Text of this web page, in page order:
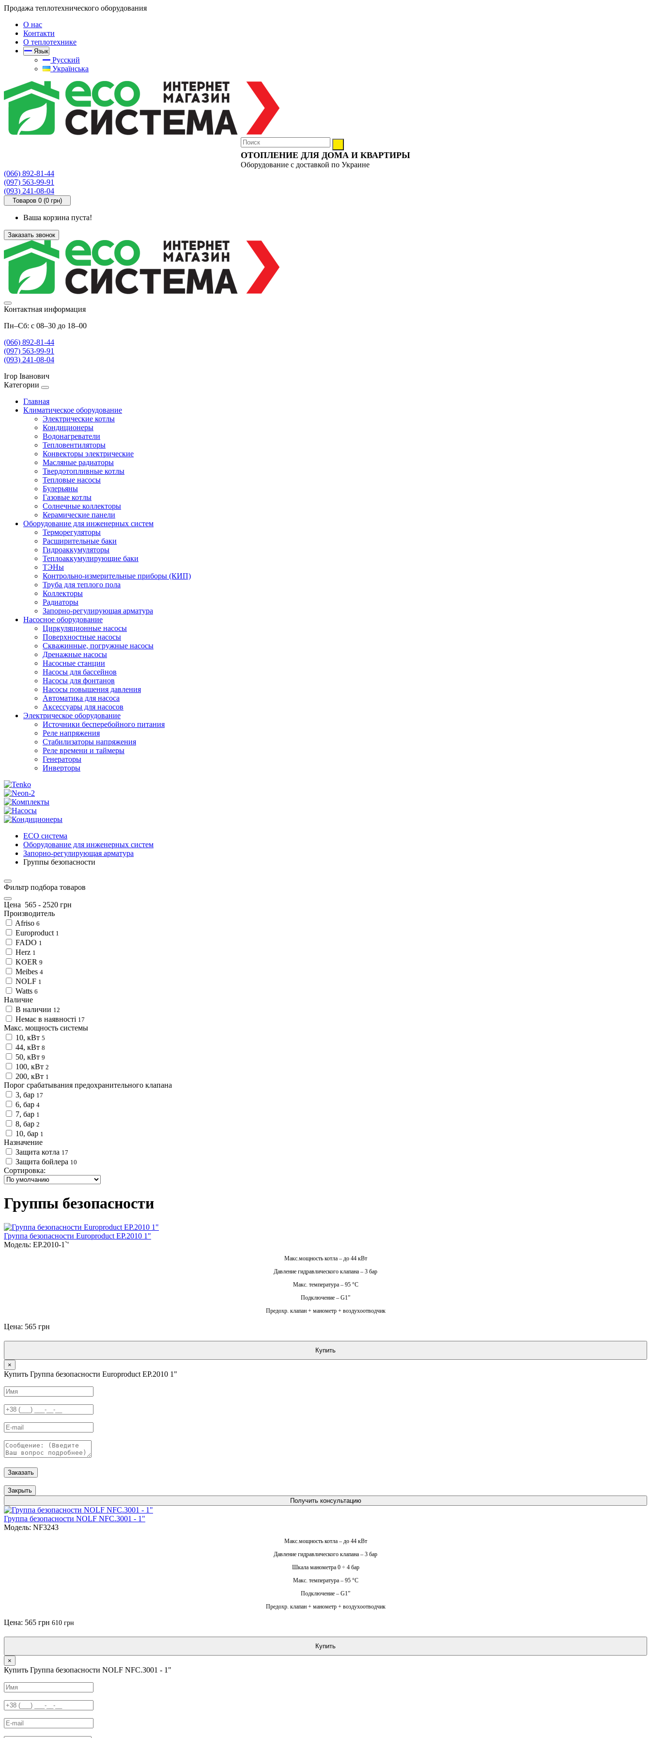
Продажа теплотехнического оборудования
О нас
Контакти
О теплотехнике
Язык
Русский
Українська
ОТОПЛЕНИЕ ДЛЯ ДОМА И КВАРТИРЫ
Оборудование с доставкой по Украине
(066) 892-81-44
(097) 563-99-91
(093) 241-08-04
Товаров 0 (0 грн)
Ваша корзина пуста!
Заказать звонок
Контактная информация
Пн–Сб: с 08–30 до 18–00
(066) 892-81-44
(097) 563-99-91
(093) 241-08-04
Ігор Іванович
Категории
Главная
Климатическое оборудование
Электрические котлы
Кондиционеры
Водонагреватели
Тепловентиляторы
Конвекторы электрические
Масляные радиаторы
Твердотопливные котлы
Тепловые насосы
Булерьяны
Газовые котлы
Солнечные коллекторы
Керамические панели
Оборудование для инженерных систем
Терморегуляторы
Расширительные баки
Гидроаккумуляторы
Теплоаккумулирующие баки
ТЭНы
Контрольно-измерительные приборы (КИП)
Труба для теплого пола
Коллекторы
Радиаторы
Запорно-регулирующая арматура
Насосное оборудование
Циркуляционные насосы
Поверхностные насосы
Скважинные, погружные насосы
Дренажные насосы
Насосные станции
Насосы для бассейнов
Насосы для фонтанов
Насосы повышения давления
Автоматика для насоса
Аксессуары для насосов
Электрическое оборудование
Источники бесперебойного питания
Реле напряжения
Стабилизаторы напряжения
Реле времени и таймеры
Генераторы
Инверторы
ECO система
Оборудование для инженерных систем
Запорно-регулирующая арматура
Группы безопасности
Фильтр подбора товаров
Цена 565 - 2520 грн
Производитель
Afriso 6
Europroduct 1
FADO 1
Herz 1
KOER 9
Meibes 4
NOLF 1
Watts 6
Наличие
В наличии 12
Немає в наявності 17
Макс. мощность системы
10, кВт 5
44, кВт 8
50, кВт 9
100, кВт 2
200, кВт 1
Порог срабатывания предохранительного клапана
3, бар 17
6, бар 4
7, бар 1
8, бар 2
10, бар 1
Назначение
Защита котла 17
Защита бойлера 10
Сортировка:
Группы безопасности
Группа безопасности Europroduct EP.2010 1"
Модель: EP.2010-1`'
Макс.мощность котла – до 44 кВт
Давление гидравлического клапана – 3 бар
Макс. температура – 95 °C
Подключение – G1”
Предохр. клапан + манометр + воздухоотводчик
Цена: 565 грн
Купить
×
Купить Группа безопасности Europroduct EP.2010 1"
Заказать
Закрыть
Получить консультацию
Группа безопасности NOLF NFC.3001 - 1"
Модель: NF3243
Макс.мощность котла – до 44 кВт
Давление гидравлического клапана – 3 бар
Шкала манометра 0 ÷ 4 бар
Макс. температура – 95 °C
Подключение – G1”
Предохр. клапан + манометр + воздухоотводчик
Цена: 565 грн 610 грн
Купить
×
Купить Группа безопасности NOLF NFC.3001 - 1"